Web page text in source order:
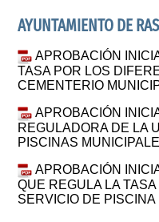
AYUNTAMIENTO DE
APROBACIÓN
TASA POR LOS
CEMENTERIO
APROBACIÓN
REGULADORA DE LA
PISCINAS
APROBACIÓN
QUE REGULA LA
SERVICIO DE PISCINA